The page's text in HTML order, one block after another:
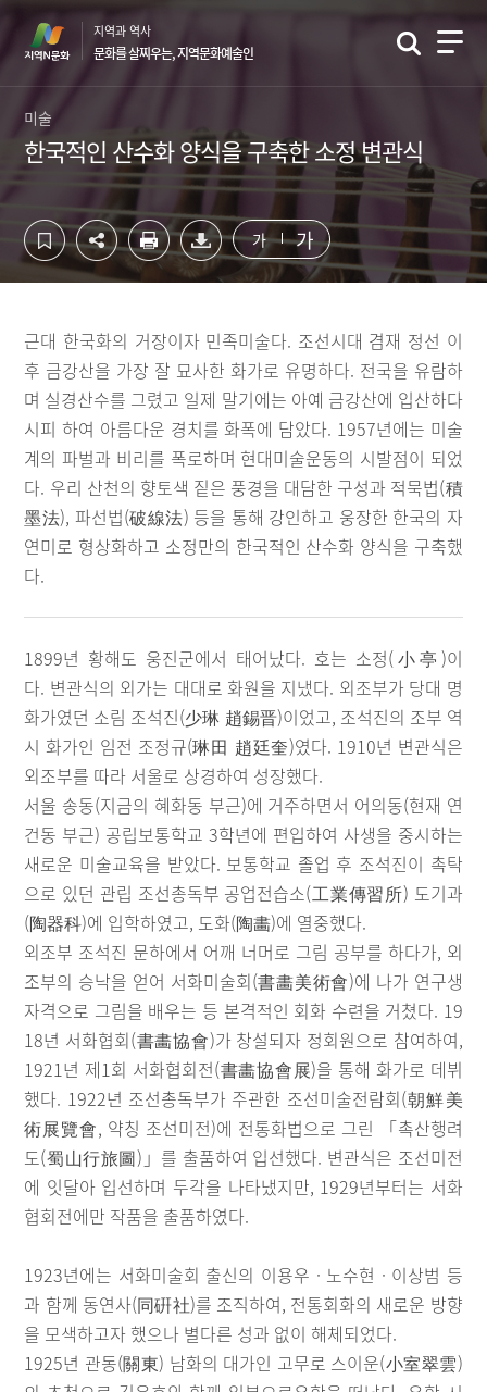
츠
바
영
로
지역과 역사
문화를 살찌우는, 지역문화예술인
미술
한국적인 산수화 양식을 구축한 소정 변관식
가 가
근대 한국화의 거장이자 민족미술다. 조선시대 겸재 정선 이
후 금강산을 가장 잘 묘사한 화가로 유명하다. 전국을 유람하
며 실경산수를 그렸고 일제 말기에는 아예 금강산에 입산하다
시피 하여 아름다운 경치를 화폭에 담았다. 1957년에는 미술
계의 파벌과 비리를 폭로하며 현대미술운동의 시발점이 되었
다. 우리 산천의 향토색 짙은 풍경을 대담한 구성과 적묵법(積
墨法), 파선법(破線法) 등을 통해 강인하고 웅장한 한국의 자
연미로 형상화하고 소정만의 한국적인 산수화 양식을 구축했
다.
1899년 황해도 웅진군에서 태어났다. 호는 소정(小亭)이
다. 변관식의 외가는 대대로 화원을 지냈다. 외조부가 당대 명
화가였던 소림 조석진(少琳 趙錫晋)이었고, 조석진의 조부 역
시 화가인 임전 조정규(琳田 趙廷奎)였다. 1910년 변관식은
외조부를 따라 서울로 상경하여 성장했다.
서울 송동(지금의 혜화동 부근)에 거주하면서 어의동(현재 연
건동 부근) 공립보통학교 3학년에 편입하여 사생을 중시하는
새로운 미술교육을 받았다. 보통학교 졸업 후 조석진이 촉탁
으로 있던 관립 조선총독부 공업전습소(工業傳習所) 도기과
(陶器科)에 입학하였고, 도화(陶畵)에 열중했다.
외조부 조석진 문하에서 어깨 너머로 그림 공부를 하다가, 외
조부의 승낙을 얻어 서화미술회(書畵美術會)에 나가 연구생
자격으로 그림을 배우는 등 본격적인 회화 수련을 거쳤다. 19
18년 서화협회(書畵協會)가 창설되자 정회원으로 참여하여,
1921년 제1회 서화협회전(書畵協會展)을 통해 화가로 데뷔
했다. 1922년 조선총독부가 주관한 조선미술전람회(朝鮮美
術展覽會, 약칭 조선미전)에 전통화법으로 그린 「촉산행려
도(蜀山行旅圖)」를 출품하여 입선했다. 변관식은 조선미전
에 잇달아 입선하며 두각을 나타냈지만, 1929년부터는 서화
협회전에만 작품을 출품하였다.
1923년에는 서화미술회 출신의 이용우 · 노수현 · 이상범 등
과 함께 동연사(同硏社)를 조직하여, 전통회화의 새로운 방향
을 모색하고자 했으나 별다른 성과 없이 해체되었다.
1925년 관동(關東) 남화의 대가인 고무로 스이운(小室翠雲)